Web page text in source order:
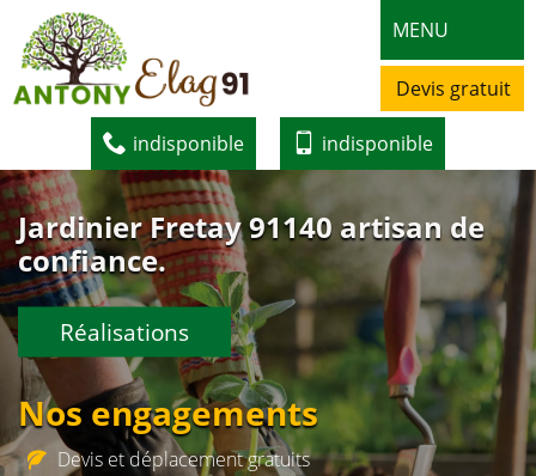
MENU
Devis gratuit
indisponible indisponible
Jardinier Fretay 91140 artisan de
confiance.
Réalisations
Nos engagements
Devis et déplacement gratuits